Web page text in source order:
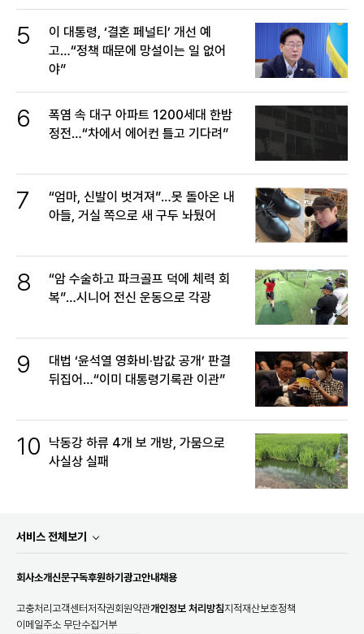
5
이 대통령, ‘결혼 페널티’ 개선 예
고…“정책 때문에 망설이는 일 없어
야”
6
폭염 속 대구 아파트 1200세대 한밤
정전…“차에서 에어컨 틀고 기다려”
7
“엄마, 신발이 벗겨져”…못 돌아온 내
아들, 거실 쪽으로 새 구두 놔뒀어
8
“암 수술하고 파크골프 덕에 체력 회
복”…시니어 전신 운동으로 각광
9
대법 ‘윤석열 영화비·밥값 공개’ 판결
뒤집어…“이미 대통령기록관 이관”
10
낙동강 하류 4개 보 개방, 가뭄으로
사실상 실패
서비스 전체보기
회사소개신문구독후원하기 광고안내채용
고충처리 고객센터저작권회원약관개인정보 처리방침지적재산보호정책
이메일주소 무단수집거부